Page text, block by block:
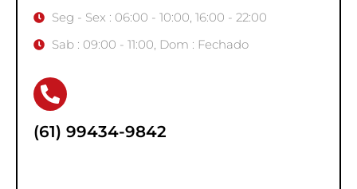
Seg - Sex : 06:00 - 10:00, 16:00 - 22:00
Sab : 09:00 - 11:00, Dom : Fechado
(61) 99434-9842